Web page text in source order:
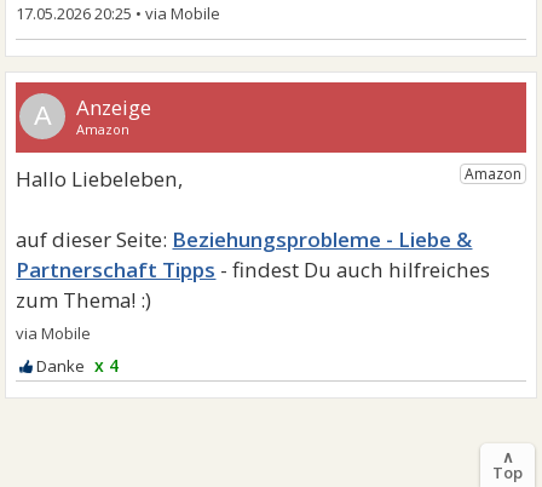
17.05.2026 20:25 •
A
Beziehungsprobleme - Liebe &
Partnerschaft Tipps
x 4
∧
Top